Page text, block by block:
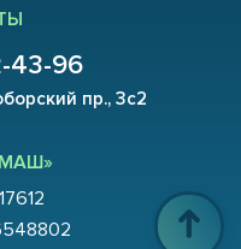
43-96
пр., 3с2